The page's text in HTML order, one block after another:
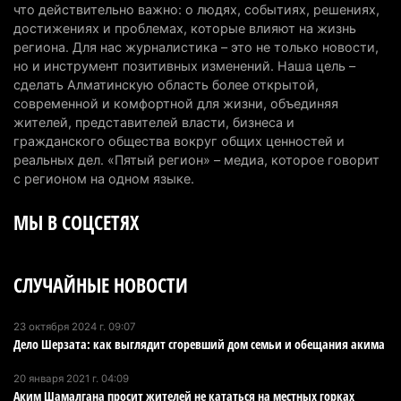
6 августа 2026 г. 14:36 227
Сильнейшие дзюдоисты мира приехали на
сборы в Алматинскую область
6 августа 2026 г. 12:12
Первый раз с ИИ в первый класс: казахстанских
первоклассников начнут учить искусственному
интеллекту
Казахстанцы назвали доход, при котором не
6 августа 2026 г. 09:52
Пожар в Аксайском ущелье под Алматы
полностью ликвидирован спустя три дня
что действительно важно: о людях, событиях, решениях,
достижениях и проблемах, которые влияют на жизнь
региона. Для нас журналистика – это не только новости,
но и инструмент позитивных изменений. Наша цель –
сделать Алматинскую область более открытой,
современной и комфортной для жизни, объединяя
жителей, представителей власти, бизнеса и
гражданского общества вокруг общих ценностей и
реальных дел. «Пятый регион» – медиа, которое говорит
с регионом на одном языке.
МЫ В СОЦСЕТЯХ
СЛУЧАЙНЫЕ НОВОСТИ
23 октября 2024 г. 09:07
Дело Шерзата: как выглядит сгоревший дом семьи и обещания акима
20 января 2021 г. 04:09
Аким Шамалгана просит жителей не кататься на местных горках